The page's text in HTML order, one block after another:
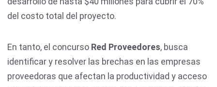
del costo total del proyecto.
En tanto, el concurso Red Proveedores, busca
identificar y resolver las brechas en las empresas
proveedoras que afectan la productividad y acceso